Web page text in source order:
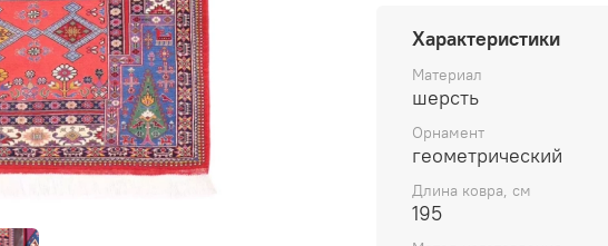
Перед вами —
Хорасана
рисунке (челе и
дополнительную
прочность и
именем Раз и
Туркменистаном. В
туркмены, из
Характеристики
Материал
шерсть
Орнамент
геометрический
Длина ковра, см
195